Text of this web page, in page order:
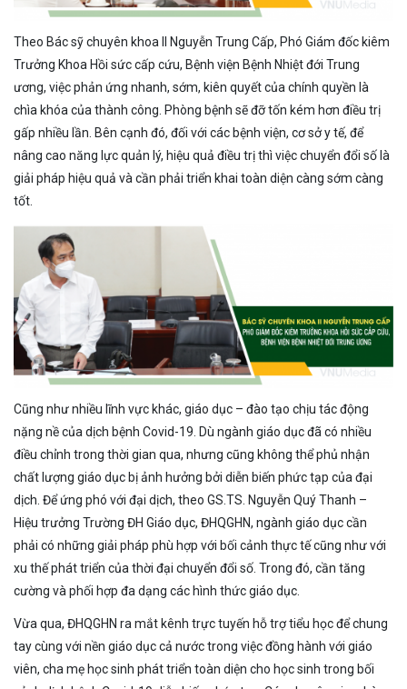
Theo Bác sỹ chuyên khoa II Nguyễn Trung Cấp, Phó Giám đốc kiêm
Trưởng Khoa Hồi sức cấp cứu, Bệnh viện Bệnh Nhiệt đới Trung
ương, việc phản ứng nhanh, sớm, kiên quyết của chính quyền là
chìa khóa của thành công. Phòng bệnh sẽ đỡ tốn kém hơn điều trị
gấp nhiều lần. Bên cạnh đó, đối với các bệnh viện, cơ sở y tế, để
nâng cao năng lực quản lý, hiệu quả điều trị thì việc chuyển đổi số là
giải pháp hiệu quả và cần phải triển khai toàn diện càng sớm càng
tốt.
Cũng như nhiều lĩnh vực khác, giáo dục – đào tạo chịu tác động
nặng nề của dịch bệnh Covid-19. Dù ngành giáo dục đã có nhiều
điều chỉnh trong thời gian qua, nhưng cũng không thể phủ nhận
chất lượng giáo dục bị ảnh hưởng bởi diễn biến phức tạp của đại
dịch. Để ứng phó với đại dịch, theo GS.TS. Nguyễn Quý Thanh –
Hiệu trưởng Trường ĐH Giáo dục, ĐHQGHN, ngành giáo dục cần
phải có những giải pháp phù hợp với bối cảnh thực tế cũng như với
xu thế phát triển của thời đại chuyển đổi số. Trong đó, cần tăng
cường và phối hợp đa dạng các hình thức giáo dục.
Vừa qua, ĐHQGHN ra mắt kênh trực tuyến hỗ trợ tiểu học để chung
tay cùng với nền giáo dục cả nước trong việc đồng hành với giáo
viên, cha mẹ học sinh phát triển toàn diện cho học sinh trong bối